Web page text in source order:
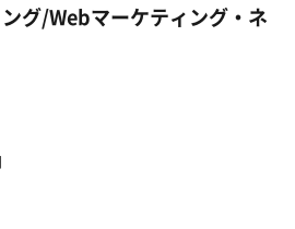
グ/Webマーケティング・ネ